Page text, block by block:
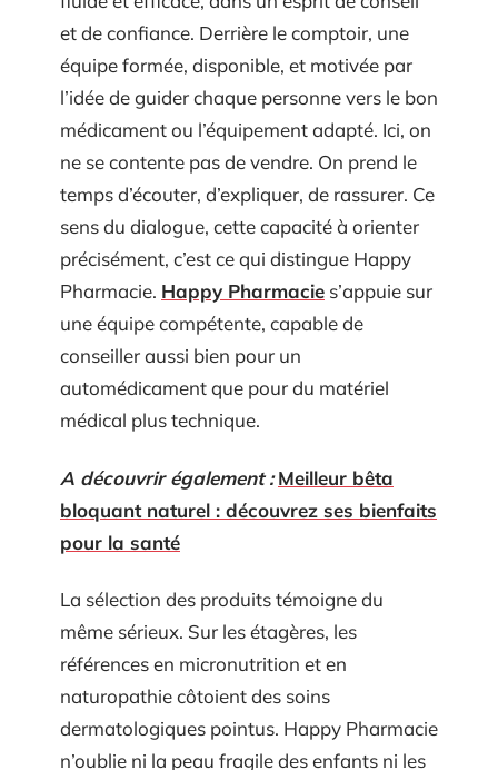
et de confiance. Derrière le comptoir, une
équipe formée, disponible, et motivée par
l’idée de guider chaque personne vers le bon
médicament ou l’équipement adapté. Ici, on
ne se contente pas de vendre. On prend le
temps d’écouter, d’expliquer, de rassurer. Ce
sens du dialogue, cette capacité à orienter
précisément, c’est ce qui distingue Happy
Pharmacie. Happy Pharmacie s’appuie sur
une équipe compétente, capable de
conseiller aussi bien pour un
automédicament que pour du matériel
médical plus technique.
A découvrir également : Meilleur bêta
bloquant naturel : découvrez ses bienfaits
pour la santé
La sélection des produits témoigne du
même sérieux. Sur les étagères, les
références en micronutrition et en
naturopathie côtoient des soins
dermatologiques pointus. Happy Pharmacie
n’oublie ni la peau fragile des enfants ni les